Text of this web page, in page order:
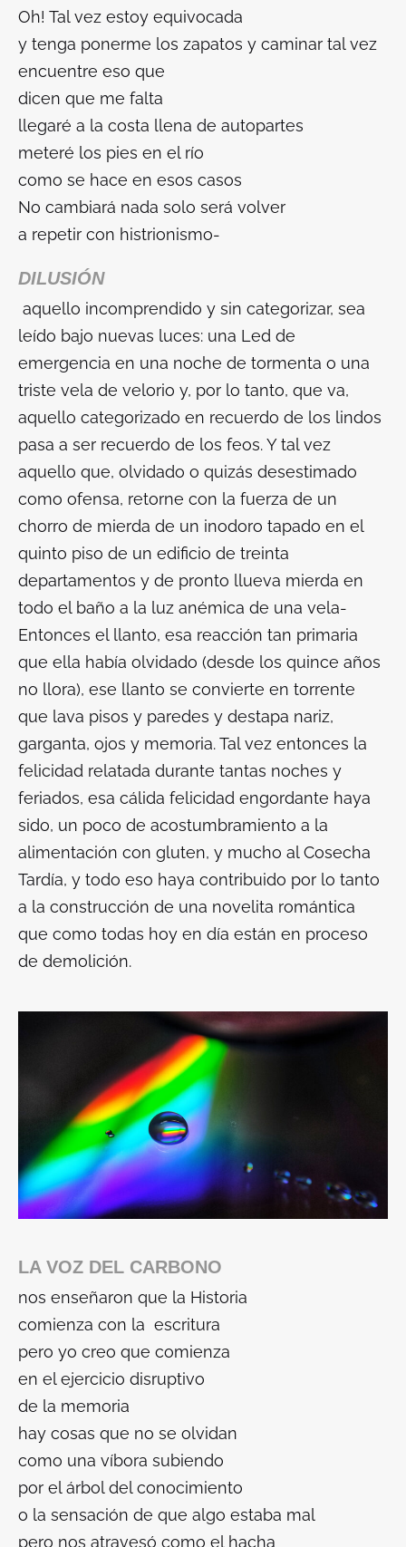
Oh! Tal vez estoy equivocada
y tenga ponerme los zapatos y caminar tal vez
encuentre eso que
dicen que me falta
llegaré a la costa llena de autopartes
meteré los pies en el río
como se hace en esos casos
No cambiará nada solo será volver
a repetir con histrionismo-
DILUSIÓN
aquello incomprendido y sin categorizar, sea
leído bajo nuevas luces: una Led de
emergencia en una noche de tormenta o una
triste vela de velorio y, por lo tanto, que va,
aquello categorizado en recuerdo de los lindos
pasa a ser recuerdo de los feos. Y tal vez
aquello que, olvidado o quizás desestimado
como ofensa, retorne con la fuerza de un
chorro de mierda de un inodoro tapado en el
quinto piso de un edificio de treinta
departamentos y de pronto llueva mierda en
todo el baño a la luz anémica de una vela-
Entonces el llanto, esa reacción tan primaria
que ella había olvidado (desde los quince años
no llora), ese llanto se convierte en torrente
que lava pisos y paredes y destapa nariz,
garganta, ojos y memoria. Tal vez entonces la
felicidad relatada durante tantas noches y
feriados, esa cálida felicidad engordante haya
sido, un poco de acostumbramiento a la
alimentación con gluten, y mucho al Cosecha
Tardía, y todo eso haya contribuido por lo tanto
a la construcción de una novelita romántica
que como todas hoy en día están en proceso
de demolición.
LA VOZ DEL CARBONO
nos enseñaron que la Historia
comienza con la escritura
pero yo creo que comienza
en el ejercicio disruptivo
de la memoria
hay cosas que no se olvidan
como una víbora subiendo
por el árbol del conocimiento
o la sensación de que algo estaba mal
pero nos atravesó como el hacha